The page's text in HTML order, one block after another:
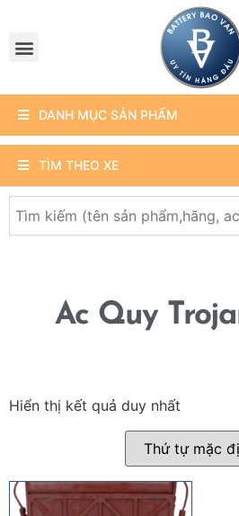
DANH MỤC SẢN PHẨM
TÌM THEO XE
Ac Quy
Hiển thị kết quả duy nhất